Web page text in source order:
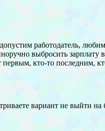
работодатель,
выбросить
кто-то последним,
вариант не выйти